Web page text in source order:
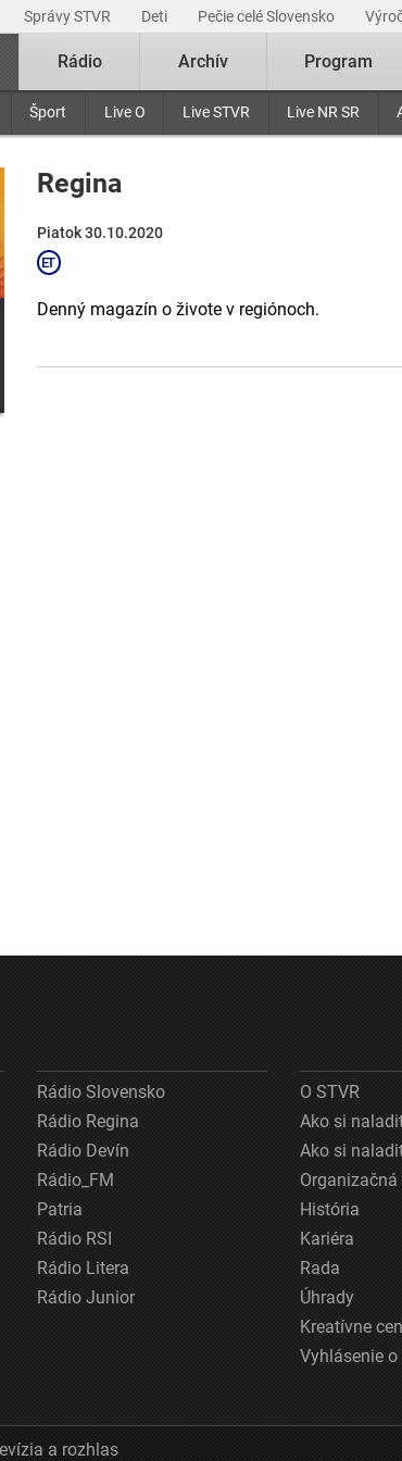
Správy STVR Deti Pečie celé Slovensko
Šport Live O Live STVR Live NR SR
Rádio Archív Program
Regina
Piatok 30.10.2020
Denný magazín o živote v regiónoch.
Rádio Slovensko
Rádio Regina
Rádio Devín
Rádio_FM
Patria
Rádio RSI
Rádio Litera
Rádio Junior
O STVR
Ako si
Ako si
História
Kariéra
Rada
Úhrady
Kreatívne
Vyhlásenie
a rozhlas